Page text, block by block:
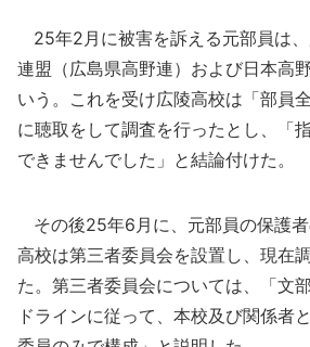
25年2月に被害を訴える元部員は
連盟（広島県高野連）および日本高
いう。これを受け広陵高校は「部員
に聴取をして調査を行ったとし、「
できませんでした」と結論付けた。
その後25年6月に、元部員の保護
高校は第三者委員会を設置し、現在
た。第三者委員会については、「文
ドラインに従って、本校及び関係者